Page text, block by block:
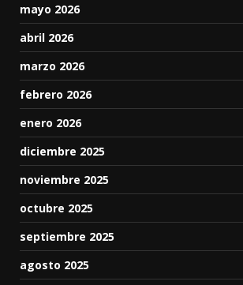
mayo 2026
abril 2026
marzo 2026
febrero 2026
enero 2026
diciembre 2025
noviembre 2025
octubre 2025
septiembre 2025
agosto 2025